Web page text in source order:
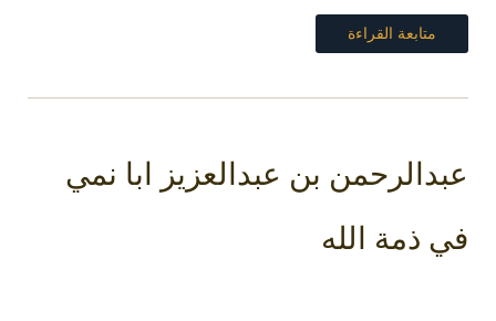
متابعة القراءة
عبدالرحمن بن عبدالعزيز ابا نمي
في ذمة الله